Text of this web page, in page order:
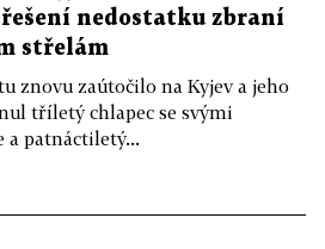
nedostatku zbraní
střelám
znovu zaútočilo na Kyjev a jeho
tříletý chlapec se svými
a patnáctiletý...